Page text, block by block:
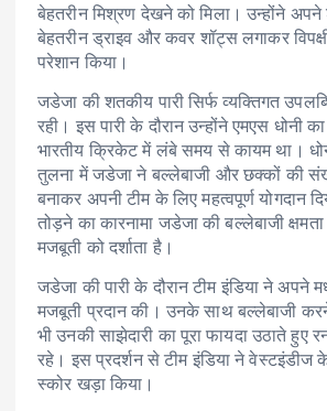
बेहतरीन मिश्रण देखने को मिला। उन्होंने
बेहतरीन ड्राइव और कवर शॉट्स लगाकर
परेशान किया।
जडेजा की शतकीय पारी सिर्फ व्यक्तिगत
रही। इस पारी के दौरान उन्होंने एमएस धोनी का
भारतीय क्रिकेट में लंबे समय से कायम था।
तुलना में जडेजा ने बल्लेबाजी और छक्कों की
बनाकर अपनी टीम के लिए महत्वपूर्ण योगदान
तोड़ने का कारनामा जडेजा की बल्लेबाजी
मजबूती को दर्शाता है।
जडेजा की पारी के दौरान टीम इंडिया ने अपने
मजबूती प्रदान की। उनके साथ बल्लेबाजी
भी उनकी साझेदारी का पूरा फायदा उठाते हुए
रहे। इस प्रदर्शन से टीम इंडिया ने वेस्टइंडीज
स्कोर खड़ा किया।